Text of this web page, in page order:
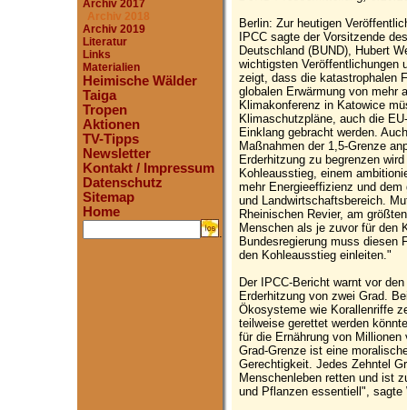
Archiv 2017
Archiv 2018
Archiv 2019
Literatur
Links
Materialien
Heimische Wälder
Taiga
Tropen
Aktionen
TV-Tipps
Newsletter
Kontakt / Impressum
Datenschutz
Sitemap
Home
.
Berlin: Zur heutigen
IPCC sagte der Vorsitzende
Deutschland (BUND), Hubert
wichtigsten Veröffentlichungen
zeigt, dass die katastrophalen
globalen Erwärmung von mehr
Klimakonferenz in Katowice
Klimaschutzpläne, auch die
Einklang gebracht werden.
Maßnahmen der 1,5-Grenze
Erderhitzung zu begrenzen
Kohleausstieg, einem
mehr Energieeffizienz und
und Landwirtschaftsbereich.
Rheinischen Revier, am
Menschen als je zuvor für den
Bundesregierung muss diesen
den Kohleausstieg einleiten."
Der IPCC-Bericht warnt vor
Erderhitzung von zwei Grad.
Ökosysteme wie Korallenriffe
teilweise gerettet werden
für die Ernährung von
Grad-Grenze ist eine
Gerechtigkeit. Jedes Zehntel
Menschenleben retten und ist
und Pflanzen essentiell", sagte